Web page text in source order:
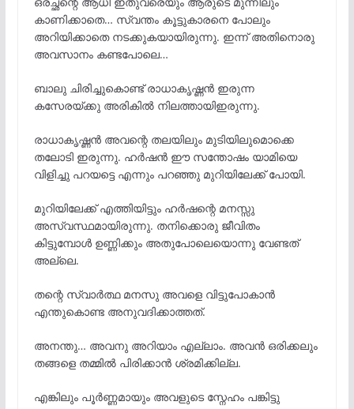
കാണിക്കാതെ… സ്വന്തം കൂട്ടുകാരനെ പോലും
അറിയിക്കാതെ നടക്കുകയായിരുന്നു. ഇന്ന് അതിനൊരു
അവസാനം കണ്ടപോലെ…
ബാലു ചിരിച്ചുകൊണ്ട് രാധാകൃഷ്ണൻ ഇരുന്ന
കസേരയ്ക്കു അരികിൽ നിലത്തായിഇരുന്നു.
രാധാകൃഷ്ണൻ അവന്റെ തലയിലും മുടിയിലുമൊക്കെ
തലോടി ഇരുന്നു. ഹർഷൻ ഈ സന്തോഷം യാമിയെ
വിളിച്ചു പറയട്ടെ എന്നും പറഞ്ഞു മുറിയിലേക്ക് പോയി.
മുറിയിലേക്ക് എത്തിയിട്ടും ഹർഷന്റെ മനസ്സു
അസ്വസ്ഥമായിരുന്നു. തനിക്കൊരു ജീവിതം
കിട്ടുമ്പോൾ ഉണ്ണിക്കും അതുപോലെയൊന്നു വേണ്ടത്
അല്ലെ.
തന്റെ സ്വാർത്ഥ മനസു അവളെ വിട്ടുപോകാൻ
എന്തുകൊണ്ട അനുവദിക്കാത്തത്.
അനന്തു… അവനു അറിയാം എല്ലാം. അവൻ ഒരിക്കലും
തങ്ങളെ തമ്മിൽ പിരിക്കാൻ ശ്രമിക്കില്ല.
എങ്കിലും പൂർണ്ണമായും അവളുടെ സ്നേഹം പങ്കിട്ടു